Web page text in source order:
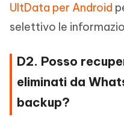
UltData per Android
selettivo le
D2. Posso
eliminati da
backup?